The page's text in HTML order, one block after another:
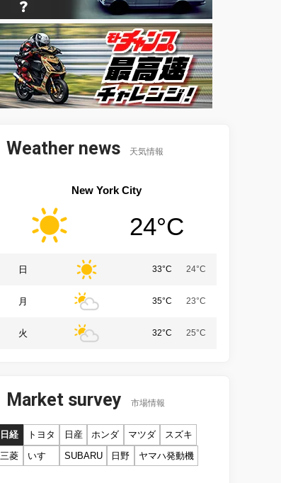
Weather news 天気情報
New York City
24°C
日 33°C 24°C
月 35°C 23°C
火 32°C 25°C
Market survey 市場情報
日経 トヨタ 日産 ホンダ マツダ
スズキ
三菱
いすゞ SUBARU 日野 ヤマハ発動機